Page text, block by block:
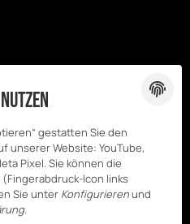
gestatten Sie den
unserer Website: YouTube,
Pixel. Sie können die
Icon links
Sie unter Konfigurierenund
.